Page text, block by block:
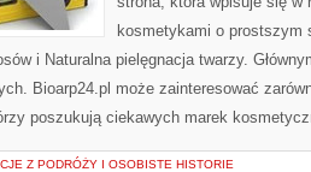
kosmetykami o prostszym
i Naturalna pielęgnacja twarzy.
Bioarp24.pl może zainteresować
poszukują ciekawych marek
Z PODRÓŻY I OSOBISTE HISTORIE